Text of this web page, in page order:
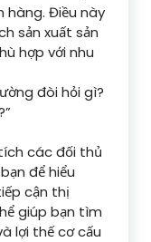
hàng. Điều này
sản xuất sản
hợp với nhu
đòi hỏi gì?
các đối thủ
để hiểu
cận thị
giúp bạn tìm
lợi thế cơ cấu